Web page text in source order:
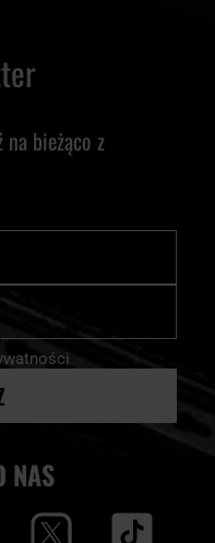
bieżąco z
NAS